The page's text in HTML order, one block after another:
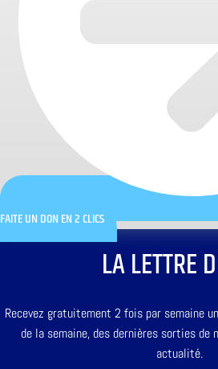
FAITE UN DON EN 2 CLICS
LA LETTRE
Recevez gratuitement 2 fois par semaine
de la semaine, des dernières sorties de
actualité.